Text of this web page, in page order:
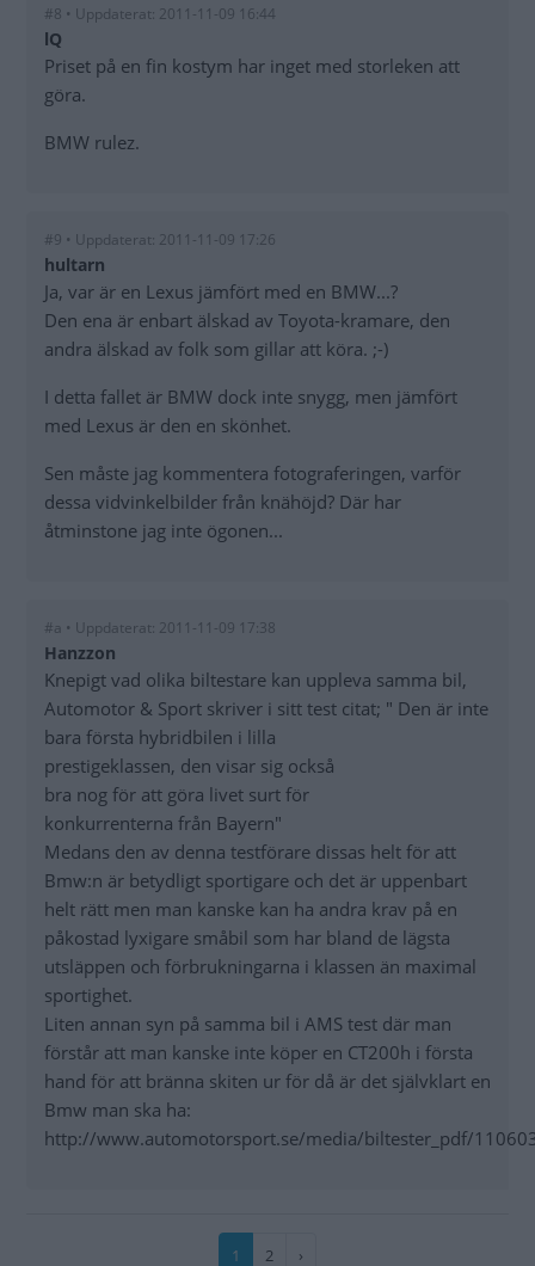
#8 • Uppdaterat: 2011-11-09 16:44
lQ
Priset på en fin kostym har inget med storleken att
göra.
BMW rulez.
#9 • Uppdaterat: 2011-11-09 17:26
hultarn
Ja, var är en Lexus jämfört med en BMW...?
Den ena är enbart älskad av Toyota-kramare, den
andra älskad av folk som gillar att köra. ;-)
I detta fallet är BMW dock inte snygg, men jämfört
med Lexus är den en skönhet.
Sen måste jag kommentera fotograferingen, varför
dessa vidvinkelbilder från knähöjd? Där har
åtminstone jag inte ögonen...
#a • Uppdaterat: 2011-11-09 17:38
Hanzzon
Knepigt vad olika biltestare kan uppleva samma bil,
Automotor & Sport skriver i sitt test citat; " Den är inte
bara första hybridbilen i lilla
prestigeklassen, den visar sig också
bra nog för att göra livet surt för
konkurrenterna från Bayern"
Medans den av denna testförare dissas helt för att
Bmw:n är betydligt sportigare och det är uppenbart
helt rätt men man kanske kan ha andra krav på en
påkostad lyxigare småbil som har bland de lägsta
utsläppen och förbrukningarna i klassen än maximal
sportighet.
Liten annan syn på samma bil i AMS test där man
förstår att man kanske inte köper en CT200h i första
hand för att bränna skiten ur för då är det självklart en
Bmw man ska ha:
http://www.automotorsport.se/media/biltester_pdf/
Nuvarande
1 Sida
2
Nästa
›